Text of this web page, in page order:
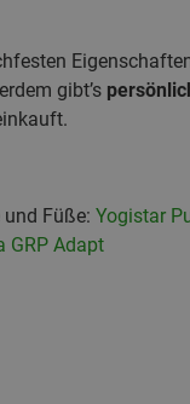
gibt’s
Füße: Yogistar
GRP Adapt